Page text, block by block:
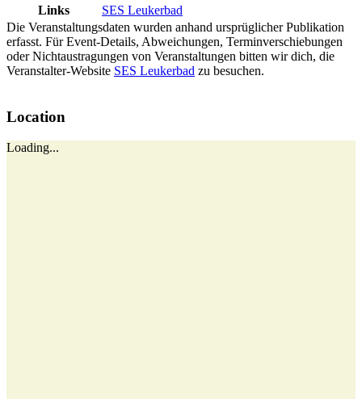
Links
SES Leukerbad
Die Veranstaltungsdaten wurden anhand ursprüglicher Publikation
erfasst. Für Event-Details, Abweichungen, Terminverschiebungen
oder Nichtaustragungen von Veranstaltungen bitten wir dich, die
Veranstalter-Website SES Leukerbad zu besuchen.
Location
Loading...